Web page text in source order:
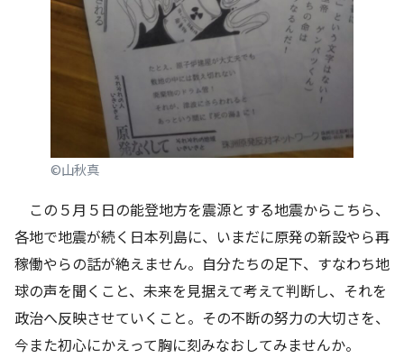
©️山秋真
この５月５日の能登地方を震源とする地震からこちら、
各地で地震が続く日本列島に、いまだに原発の新設やら再
稼働やらの話が絶えません。自分たちの足下、すなわち地
球の声を聞くこと、未来を見据えて考えて判断し、それを
政治へ反映させていくこと。その不断の努力の大切さを、
今また初心にかえって胸に刻みなおしてみませんか。